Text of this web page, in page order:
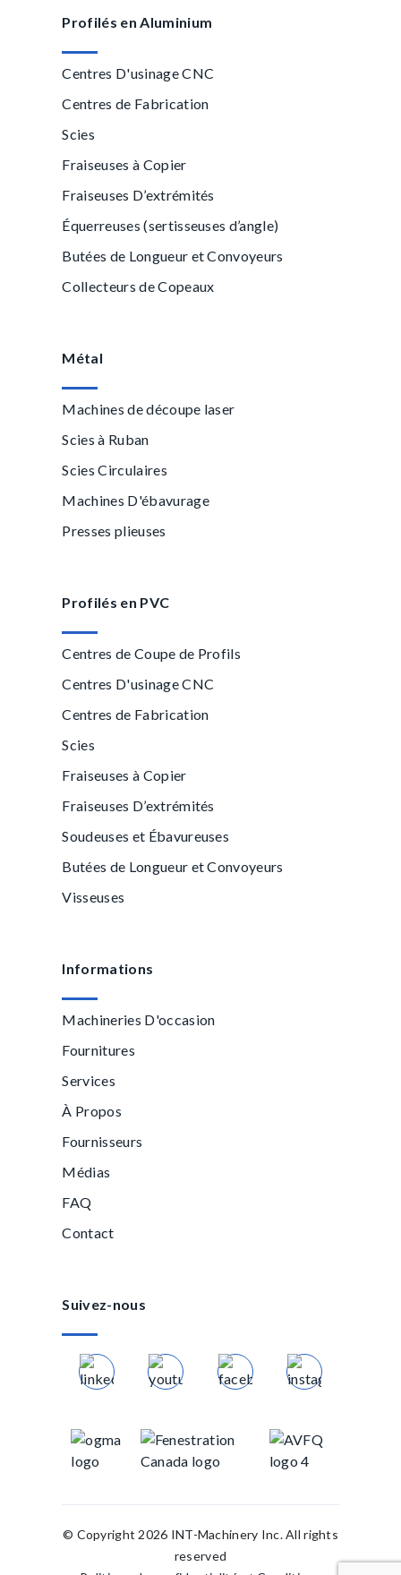
Profilés en Aluminium
Centres D'usinage CNC
Centres de Fabrication
Scies
Fraiseuses à Copier
Fraiseuses D’extrémités
Équerreuses (sertisseuses d’angle)
Butées de Longueur et Convoyeurs
Collecteurs de Copeaux
Métal
Machines de découpe laser
Scies à Ruban
Scies Circulaires
Machines D'ébavurage
Presses plieuses
Profilés en PVC
Centres de Coupe de Profils
Centres D'usinage CNC
Centres de Fabrication
Scies
Fraiseuses à Copier
Fraiseuses D’extrémités
Soudeuses et Ébavureuses
Butées de Longueur et Convoyeurs
Visseuses
Informations
Machineries D'occasion
Fournitures
Services
À Propos
Fournisseurs
Médias
FAQ
Contact
Suivez-nous
© Copyright 2026 INT-Machinery Inc. All rights
reserved